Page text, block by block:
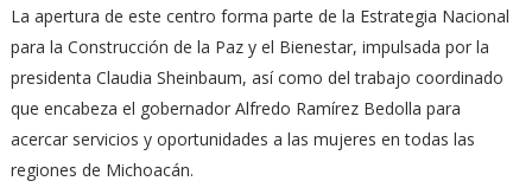
La apertura de este centro forma parte de la Estrategia Nacional
para la Construcción de la Paz y el Bienestar, impulsada por la
presidenta Claudia Sheinbaum, así como del trabajo coordinado
que encabeza el gobernador Alfredo Ramírez Bedolla para
acercar servicios y oportunidades a las mujeres en todas las
regiones de Michoacán.